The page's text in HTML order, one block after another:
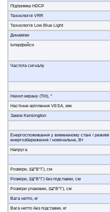
Підтримка HDCP
Технологія VRR
Технологія Low Blue Light
Динаміки
Інтерфейси
Частота сигналу
Нахил екрану (Tilt), °
Настінне кріплення VESA, мм
Замок Kensington
Енергоспоживання у вимкненому стані / режимі
енергозбереження / номінальне, Вт
Напруга
Розміри, (Ш*В*Г), см
Розміри, (Ш*В*Г) без підставки, см
Розміри упаковки, (Ш*В*Г), см
Вага нетто, кг
Вага нетто без підставки, кг